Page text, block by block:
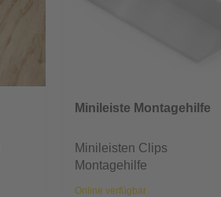
Minileiste Montagehilfe
Minileisten Clips
Montagehilfe
Online verfügbar